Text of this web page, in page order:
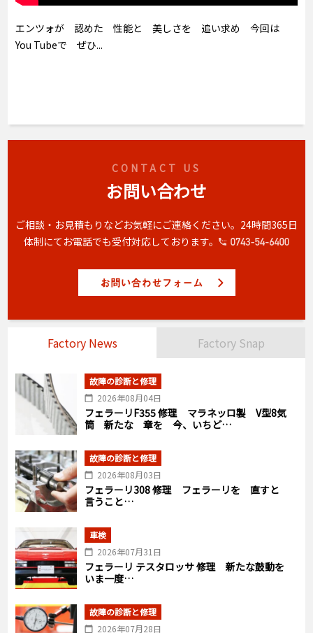
エンツォが 認めた 性能と 美しさを 追い求め 今回は
You Tubeで ぜひ...
CONTACT US
お問い合わせ
ご相談・お見積もりなどお気軽にご連絡ください。 24時間365日
体制にてお電話でも受付対応しております。
Factory News Factory Snap
故障の診断と修理
2026年08月04日
フェラーリF355 修理 マラネッロ製 V型8気
筒 新たな 章を 今、いちど…
故障の診断と修理
2026年08月03日
フェラーリ308 修理 フェラーリを 直すと
言うこと…
車検
2026年07月31日
フェラーリ テスタロッサ 修理 新たな鼓動を
いま一度…
故障の診断と修理
2026年07月28日